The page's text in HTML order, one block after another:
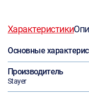
Характеристики
Основные
Производитель
Stayer